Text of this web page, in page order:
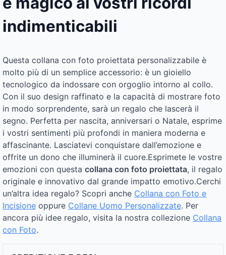
indimenticabili
Questa collana con foto proiettata personalizzabile è
molto più di un semplice accessorio: è un gioiello
tecnologico da indossare con orgoglio intorno al collo.
Con il suo design raffinato e la capacità di mostrare foto
in modo sorprendente, sarà un regalo che lascerà il
segno. Perfetta per nascita, anniversari o Natale, esprime
i vostri sentimenti più profondi in maniera moderna e
affascinante. Lasciatevi conquistare dall’emozione e
offrite un dono che illuminerà il cuore.Esprimete le vostre
emozioni con questa collana con foto proiettata, il regalo
originale e innovativo dal grande impatto emotivo.Cerchi
un’altra idea regalo? Scopri anche Collana con Foto e
Incisione oppure Collane Uomo Personalizzate. Per
ancora più idee regalo, visita la nostra collezione Collana
con Foto.